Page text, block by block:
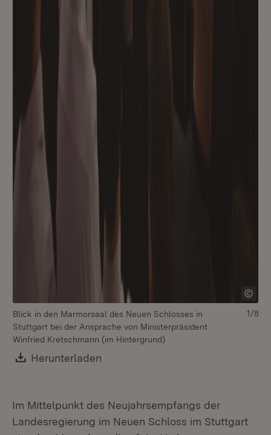
Blick in den Marmorsaal des Neuen Schlosses in
Stuttgart bei der Ansprache von Ministerpräsident
Winfried Kretschmann (im Hintergrund)
Download:
Herunterladen
1/8
Im Mittelpunkt des Neujahrsempfangs der
Landesregierung im Neuen Schloss im Stuttgart